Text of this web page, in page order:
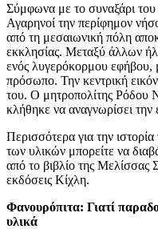
Σύμφωνα με το συναξάρι
Αγαρηνοί την περίφημον
από τη μεσαιωνική πόλη
εκκλησίας. Μεταξύ άλλων
ενός λυγερόκορμου εφήβου,
πρόσωπο. Την κεντρική
του. Ο μητροπολίτης Ρόδου
κλήθηκε να αναγνωρίσει την
Περισσότερα για την
των υλικών μπορείτε να
από το βιβλίο της Μελίσσας
εκδόσεις Κίχλη.
Φανουρόπιτα: Γιατί
υλικά